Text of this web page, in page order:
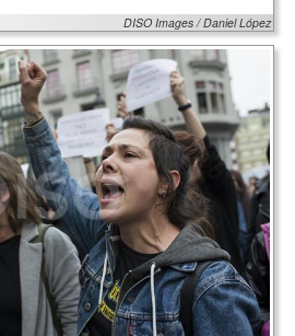
DISO Images / Daniel López